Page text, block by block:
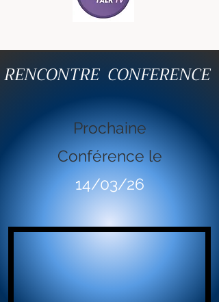
RENCONTRE CONFERENCE
Prochaine
Conférence le
14/03/26